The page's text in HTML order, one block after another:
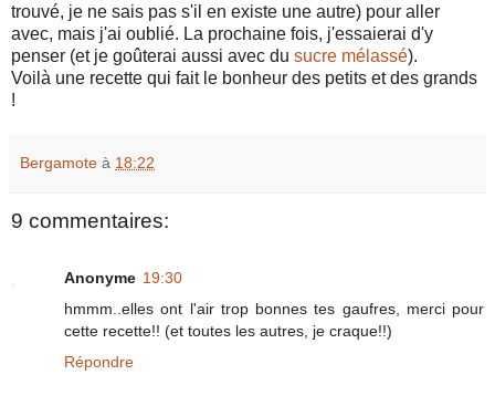
trouvé, je ne sais pas s'il en existe une autre) pour aller
avec, mais j'ai oublié. La prochaine fois, j'essaierai d'y
penser (et je goûterai aussi avec du sucre mélassé).
Voilà une recette qui fait le bonheur des petits et des grands
!
Bergamote à 18:22
9 commentaires:
Anonyme 19:30
hmmm..elles ont l'air trop bonnes tes gaufres, merci pour
cette recette!! (et toutes les autres, je craque!!)
Répondre